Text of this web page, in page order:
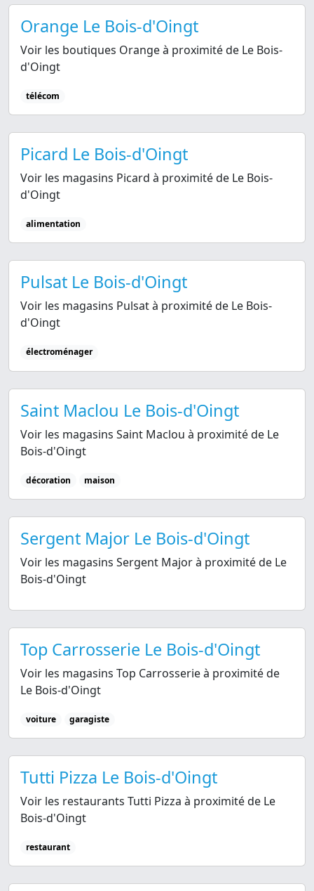
Orange Le Bois-d'Oingt
Voir les boutiques Orange à proximité de Le Bois-
d'Oingt
télécom
Picard Le Bois-d'Oingt
Voir les magasins Picard à proximité de Le Bois-
d'Oingt
alimentation
Pulsat Le Bois-d'Oingt
Voir les magasins Pulsat à proximité de Le Bois-
d'Oingt
électroménager
Saint Maclou Le Bois-d'Oingt
Voir les magasins Saint Maclou à proximité de Le
Bois-d'Oingt
décoration maison
Sergent Major Le Bois-d'Oingt
Voir les magasins Sergent Major à proximité de Le
Bois-d'Oingt
Top Carrosserie Le Bois-d'Oingt
Voir les magasins Top Carrosserie à proximité de
Le Bois-d'Oingt
voiture garagiste
Tutti Pizza Le Bois-d'Oingt
Voir les restaurants Tutti Pizza à proximité de Le
Bois-d'Oingt
restaurant